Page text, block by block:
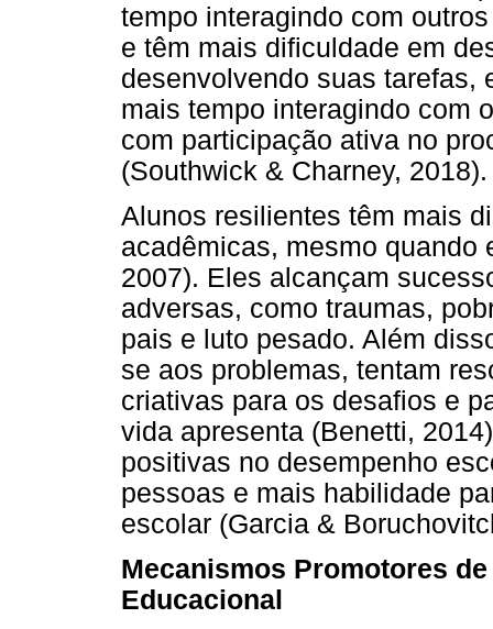
tempo interagindo com
e têm mais dificuldade em
desenvolvendo suas tarefas,
mais tempo interagindo com
com participação ativa no
(Southwick & Charney, 2018).
Alunos resilientes têm mais
acadêmicas, mesmo quando
2007). Eles alcançam
adversas, como traumas,
pais e luto pesado. Além
se aos problemas, tentam
criativas para os desafios e
vida apresenta (Benetti,
positivas no desempenho
pessoas e mais habilidade
escolar (Garcia &
Mecanismos Promotores
Educacional